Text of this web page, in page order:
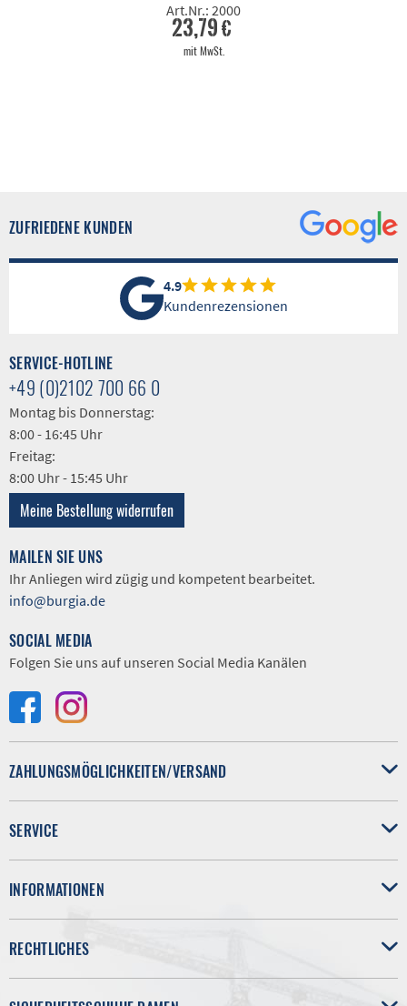
Art.Nr.: 2000
23,79 €
mit MwSt.
ZUFRIEDENE KUNDEN
4.9
Kundenrezensionen
SERVICE-HOTLINE
+49 (0)2102 700 66 0
Montag bis Donnerstag:
8:00 - 16:45 Uhr
Freitag:
8:00 Uhr - 15:45 Uhr
Meine Bestellung widerrufen
MAILEN SIE UNS
Ihr Anliegen wird zügig und kompetent bearbeitet.
info@burgia.de
SOCIAL MEDIA
Folgen Sie uns auf unseren Social Media Kanälen
ZAHLUNGSMÖGLICHKEITEN/VERSAND
SERVICE
INFORMATIONEN
RECHTLICHES